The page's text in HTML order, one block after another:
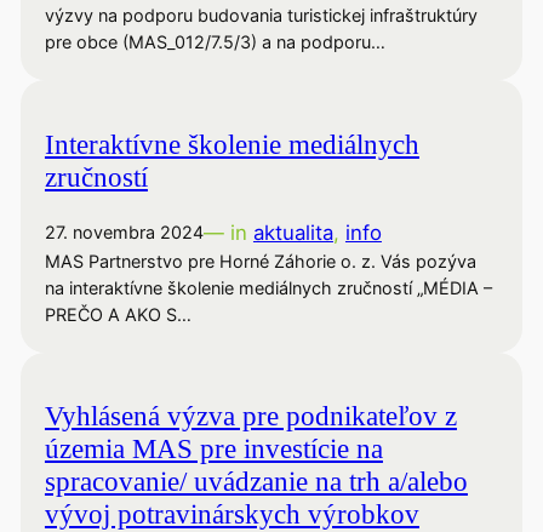
výzvy na podporu budovania turistickej infraštruktúry
pre obce (MAS_012/7.5/3) a na podporu…
Interaktívne školenie mediálnych
zručností
27. novembra 2024— in aktualita, info
MAS Partnerstvo pre Horné Záhorie o. z. Vás pozýva
na interaktívne školenie mediálnych zručností „MÉDIA –
PREČO A AKO S…
Vyhlásená výzva pre podnikateľov z
územia MAS pre investície na
spracovanie/ uvádzanie na trh a/alebo
vývoj potravinárskych výrobkov